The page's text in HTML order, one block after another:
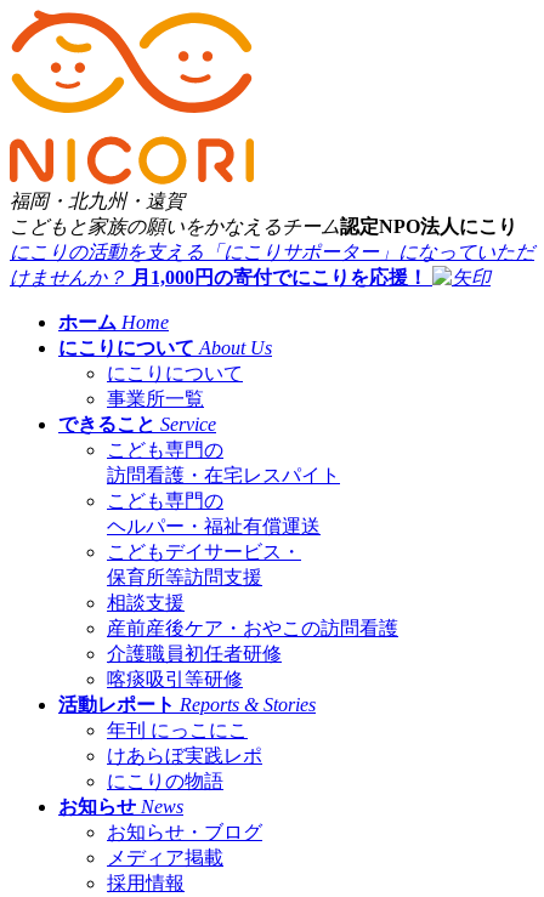
福岡・北九州・遠賀
こどもと家族の願いをかなえるチーム認定NPO法人にこり
にこりの活動を支える「にこりサポーター」になっていただ
けませんか？ 月1,000円の寄付でにこりを応援！
ホーム Home
にこりについて About Us
にこりについて
事業所一覧
できること Service
こども専門の
訪問看護・在宅レスパイト
こども専門の
ヘルパー・福祉有償運送
こどもデイサービス・
保育所等訪問支援
相談支援
産前産後ケア・おやこの訪問看護
介護職員初任者研修
喀痰吸引等研修
活動レポート Reports & Stories
年刊 にっこにこ
けあらぼ実践レポ
にこりの物語
お知らせ News
お知らせ・ブログ
メディア掲載
採用情報